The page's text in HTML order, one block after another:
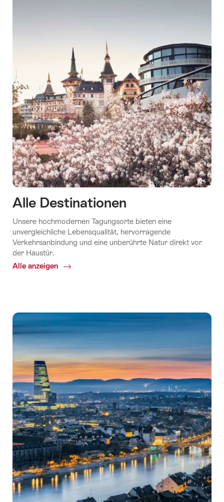
Alle Destinationen
Unsere hochmodernen Tagungsorte bieten eine
unvergleichliche Lebensqualität, hervorragende
Verkehrsanbindung und eine unberührte Natur direkt vor
der Haustür.
Alle anzeigen
Common.Of